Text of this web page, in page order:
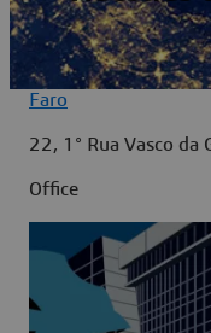
Faro
22, 1° Rua Vasco
Office